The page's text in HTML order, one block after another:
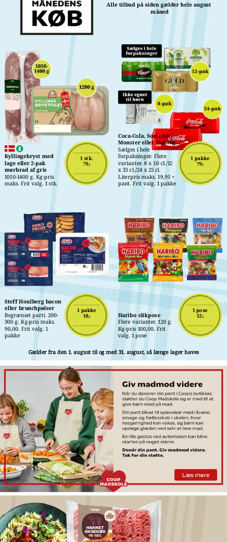
1 stk.
79,-
Kyllingebryst med
lage eller 2-pak
mørbrad af gris
1050-1400 g. Kg-pris
maks. Frit valg. 1 stk.
1 pakke
79,-
Coca-Cola, Somersby,
Monster eller Tuborg
Sælges i hele
forpakninger. Flere
varianter. 8 x 50 cl./12
x 33 cl./24 x 25 cl.
Literpris maks. 19,95 +
pant. Frit valg. 1 pakke
1 pakke
18,-
Steff Houlberg bacon
eller brunchpølser
Begrænset parti. 200-
300 g. Kg-pris maks.
90,00. Frit valg. 1
pakke
1 pose
12,-
Haribo slikpose
Flere varianter. 120 g.
Kg-pris 100,00. Frit
valg. 1 pose
Gælder fra den 1. august til og med 31. august, så længe lager haves
Alle tilbud på siden gælder hele august
måned